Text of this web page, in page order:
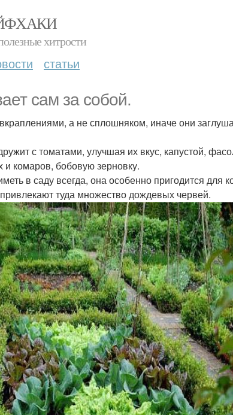
хитрости
статьи
сам за собой.
а не сплошняком, иначе они
с томатами, улучшая их вкус, капустой,
и комаров, бобовую зерновку.
в саду всегда, она особенно пригодится для
туда множество дождевых червей.